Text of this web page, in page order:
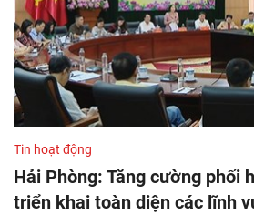
Tin hoạt động
Hải Phòng: Tăng cường phối
triển khai toàn diện các lĩnh